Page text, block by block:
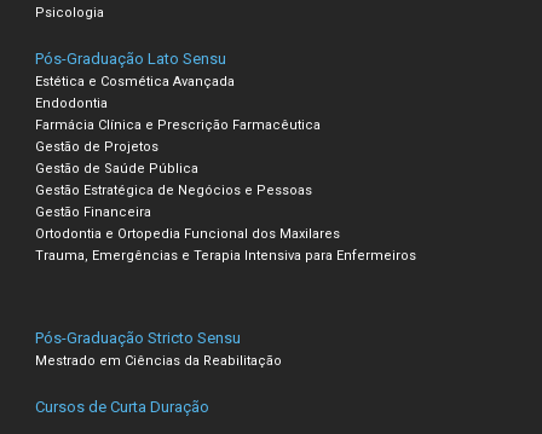
Psicologia
Pós-Graduação Lato Sensu
Estética e Cosmética Avançada
Endodontia
Farmácia Clínica e Prescrição Farmacêutica
Gestão de Projetos
Gestão de Saúde Pública
Gestão Estratégica de Negócios e Pessoas
Gestão Financeira
Ortodontia e Ortopedia Funcional dos Maxilares
Trauma, Emergências e Terapia Intensiva para Enfermeiros
Pós-Graduação Stricto Sensu
Mestrado em Ciências da Reabilitação
Cursos de Curta Duração